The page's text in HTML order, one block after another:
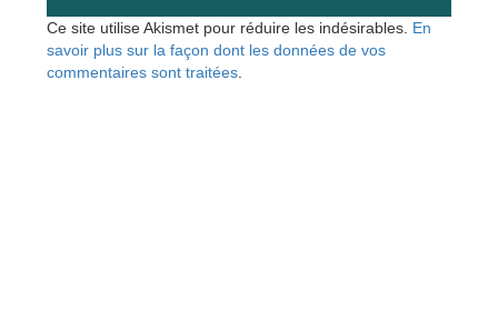
Ce site utilise Akismet pour réduire les indésirables. En
savoir plus sur la façon dont les données de vos
commentaires sont traitées